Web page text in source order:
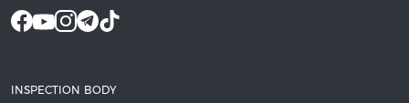
INSPECTION BODY